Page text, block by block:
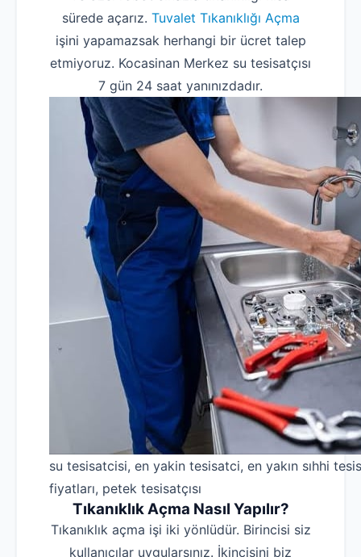
sürede açarız. Tuvalet Tıkanıklığı Açma
işini yapamazsak herhangi bir ücret talep
etmiyoruz. Kocasinan Merkez su tesisatçısı
7 gün 24 saat yanınızdadır.
su tesisatcisi, en yakin tesisatci, en yakın sıhhi
fiyatları, petek tesisatçısı
Tıkanıklık Açma Nasıl Yapılır?
Tıkanıklık açma işi iki yönlüdür. Birincisi siz
kullanıcılar uygularsınız. İkincisini biz